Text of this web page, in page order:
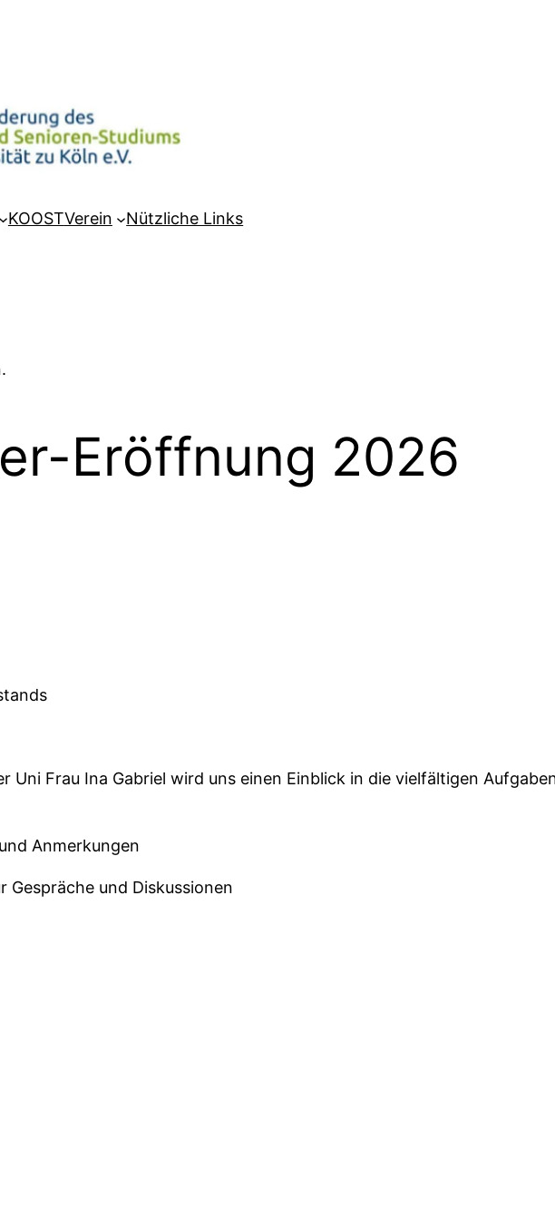
KOOSTVerein Nützliche Links
Eröffnung 2026
Uni Frau Ina Gabriel wird uns einen Einblick in die vielfältigen
Anmerkungen
Gespräche und Diskussionen